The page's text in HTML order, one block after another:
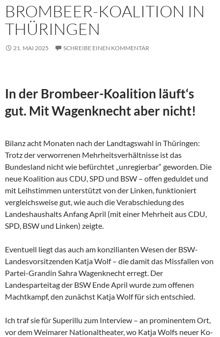
BROMBEER-KOALITION IN
THÜRINGEN
21. MAI 2025 SCHREIBE EINEN KOMMENTAR
In der Brombeer-Koalition läuft‘s
gut. Mit Wagenknecht aber nicht!
Bilanz acht Monaten nach der Landtagswahl in Thüringen:
Trotz der verworrenen Mehrheitsverhältnisse ist das
Bundesland nicht wie befürchtet „unregierbar“ geworden. Die
neue Koalition aus CDU, SPD und BSW – offen geduldet und
mit Leihstimmen unterstützt von der Linken, funktioniert
vergleichsweise gut, wie auch die Verabschiedung des
Landeshaushalts Anfang April (mit einer Mehrheit aus CDU,
SPD, BSW und Linken) zeigte.
Eventuell liegt das auch am konzilianten Wesen der BSW-
Landesvorsitzenden Katja Wolf – die damit das Missfallen von
Partei-Grandin Sahra Wagenknecht erregt. Der
Landesparteitag der BSW Ende April wurde zum offenen
Machtkampf, den zunächst Katja Wolf für sich entschied.
Ich traf sie für Superillu zum Interview – an prominentem Ort,
vor dem Weimarer Nationaltheater, wo Katja Wolfs neuer Ko-